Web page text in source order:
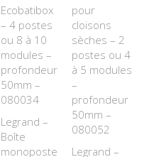
Ecobatibox
– 4 postes
ou 8 à 10
modules –
profondeur
50mm –
080034
Legrand –
Boîte
monoposte
pour
cloisons
sèches – 2
postes ou 4
à 5 modules
–
profondeur
50mm –
080052
Legrand –